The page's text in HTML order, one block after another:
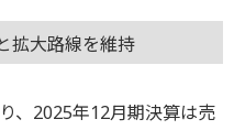
拡大路線を維持
、2025年12月期決算は売